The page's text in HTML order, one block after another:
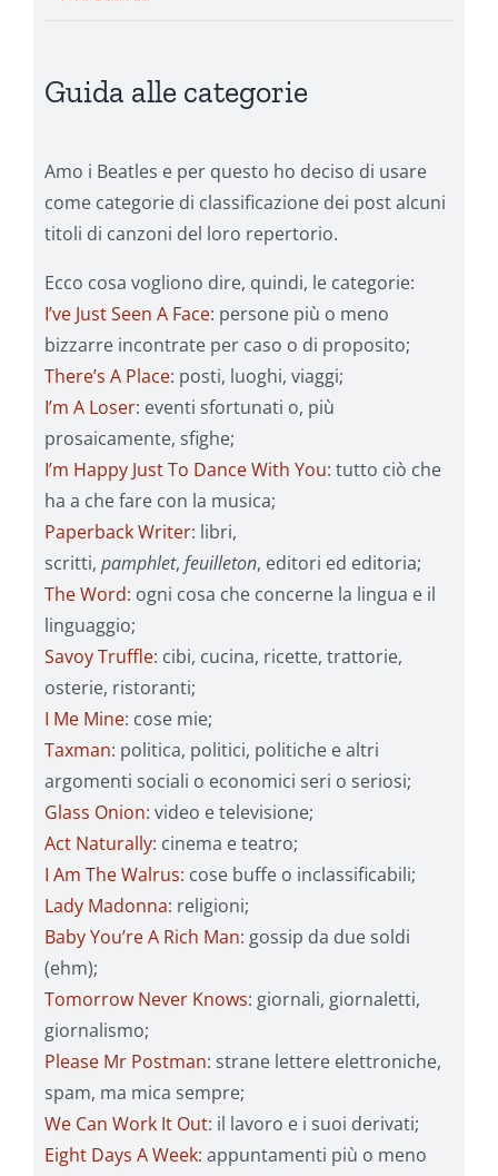
Guida alle categorie
Amo i Beatles e per questo ho deciso di usare
come categorie di classificazione dei post alcuni
titoli di canzoni del loro repertorio.
Ecco cosa vogliono dire, quindi, le categorie:
I’ve Just Seen A Face: persone più o meno
bizzarre incontrate per caso o di proposito;
There’s A Place: posti, luoghi, viaggi;
I’m A Loser: eventi sfortunati o, più
prosaicamente, sfighe;
I’m Happy Just To Dance With You: tutto ciò che
ha a che fare con la musica;
Paperback Writer: libri,
scritti, pamphlet, feuilleton, editori ed editoria;
The Word: ogni cosa che concerne la lingua e il
linguaggio;
Savoy Truffle: cibi, cucina, ricette, trattorie,
osterie, ristoranti;
I Me Mine: cose mie;
Taxman: politica, politici, politiche e altri
argomenti sociali o economici seri o seriosi;
Glass Onion: video e televisione;
Act Naturally: cinema e teatro;
I Am The Walrus: cose buffe o inclassificabili;
Lady Madonna: religioni;
Baby You’re A Rich Man: gossip da due soldi
(ehm);
Tomorrow Never Knows: giornali, giornaletti,
giornalismo;
Please Mr Postman: strane lettere elettroniche,
spam, ma mica sempre;
We Can Work It Out: il lavoro e i suoi derivati;
Eight Days A Week: appuntamenti più o meno